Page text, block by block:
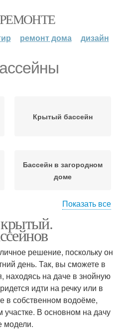
ремонт дома дизайн
Крытый бассейн
Бассейн в загородном
доме
Бассейн в частном доме
Показать все
крытый.
решение, поскольку он
день. Так, вы сможете в
находясь на даче в знойную
идти на речку или в
в собственном водоёме,
В основном на дачу
модели.